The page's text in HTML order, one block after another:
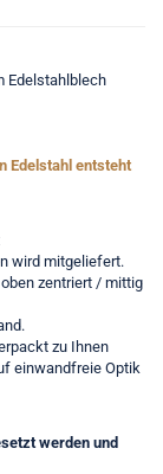
Edelstahlblech
Edelstahl entsteht
wird mitgeliefert.
zentriert / mittig
zu Ihnen
einwandfreie Optik
werden und